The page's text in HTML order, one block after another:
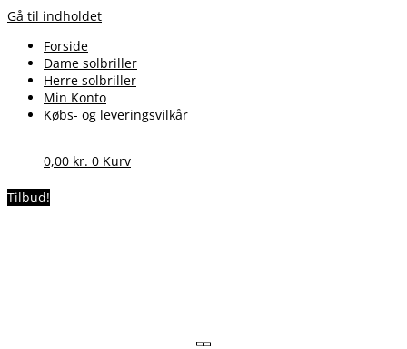
Gå til indholdet
Forside
Dame solbriller
Herre solbriller
Min Konto
Købs- og leveringsvilkår
0,00 kr. 0 Kurv
Tilbud!